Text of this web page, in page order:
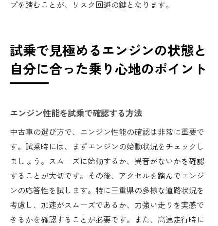
プを踏むことが、リスク回避の鍵となります。
試乗で見極めるエンジンの状態と
自分に合った乗り心地のポイント
エンジン性能を試乗で確認する方法
中古車の選び方で、エンジン性能の確認は非常に重要で
す。試乗時には、まずエンジンの始動状況をチェックし
ましょう。スムーズに始動するか、異音がないかを確認
することが大切です。その後、アクセルを踏んでエンジ
ンの応答性を試します。特に三重県の多様な道路状況を
考慮し、加速がスムーズであるか、力強い走りを実感で
きるかを確認することが必要です。また、高速走行時に